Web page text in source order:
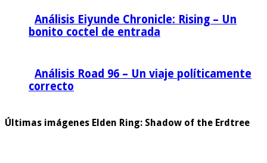
Análisis Eiyunde Chronicle: Rising – Un
bonito coctel de entrada
Análisis Road 96 – Un viaje políticamente
correcto
Últimas imágenes Elden Ring: Shadow of the Erdtree